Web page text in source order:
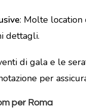
: Molte location
dettagli.
di gala e le
per
per Roma